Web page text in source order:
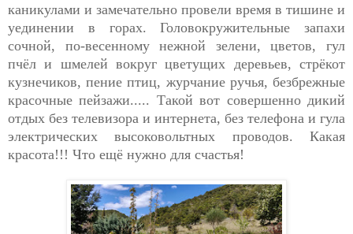
каникулами и замечательно провели время в тишине и
уединении в горах. Головокружительные запахи
сочной, по-весенному нежной зелени, цветов, гул
пчёл и шмелей вокруг цветущих деревьев, стрёкот
кузнечиков, пение птиц, журчание ручья, безбрежные
красочные пейзажи..... Такой вот совершенно дикий
отдых без телевизора и интернета, без телефона и гула
электрических высоковольтных проводов. Какая
красота!!! Что ещё нужно для счастья!